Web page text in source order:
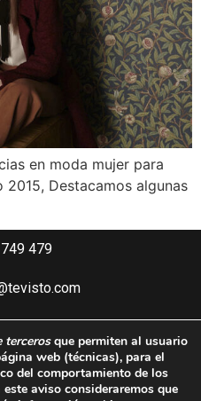
en moda mujer para
Destacamos algunas
479
legal
tercerosque permiten al usuario
web (técnicas), para el
del comportamiento de los
aviso consideraremos que